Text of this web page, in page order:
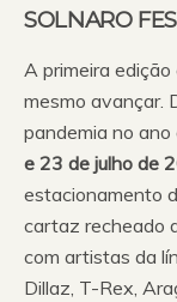
SOLNARO
A primeira
mesmo avançar.
pandemia no
e 23 de julho de
estacionamento
cartaz recheado
com artistas da
Dillaz, T-Rex,